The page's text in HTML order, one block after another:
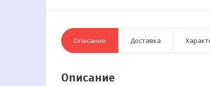
Описание Доставка
Описание